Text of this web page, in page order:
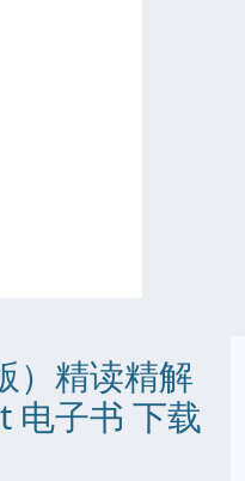
）精读精解
子书 下载